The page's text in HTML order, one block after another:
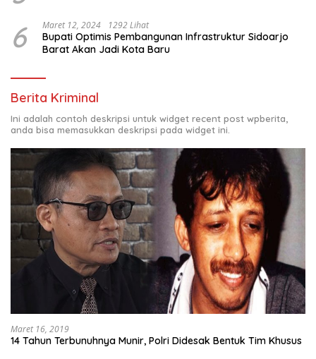
6 Maret 12, 2024 1292 Lihat
Bupati Optimis Pembangunan Infrastruktur Sidoarjo
Barat Akan Jadi Kota Baru
Berita Kriminal
Ini adalah contoh deskripsi untuk widget recent post wpberita,
anda bisa memasukkan deskripsi pada widget ini.
Maret 16, 2019
14 Tahun Terbunuhnya Munir, Polri Didesak Bentuk Tim Khusus